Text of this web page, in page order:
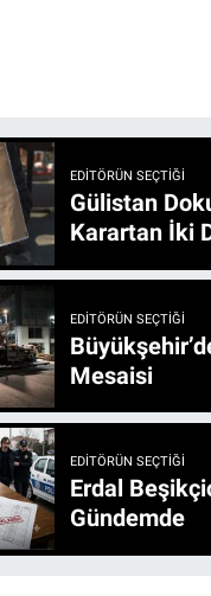
EDITÖRÜN SEÇTIĞI
Gülistan
Karartan İki
EDITÖRÜN SEÇTIĞI
Büyükşehir’den 3 İlçe 20 Noktada Yeni
Mesaisi
EDITÖRÜN SEÇTIĞI
Erdal
Gündemde